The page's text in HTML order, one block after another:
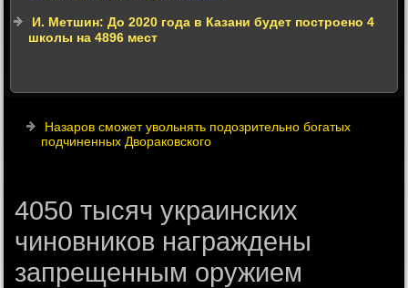
И. Метшин: До 2020 года в Казани будет построено 4
школы на 4896 мест
Назаров сможет увольнять подозрительно богатых
подчиненных Двораковского
4050 тысяч украинских
чиновников награждены
запрещенным оружием